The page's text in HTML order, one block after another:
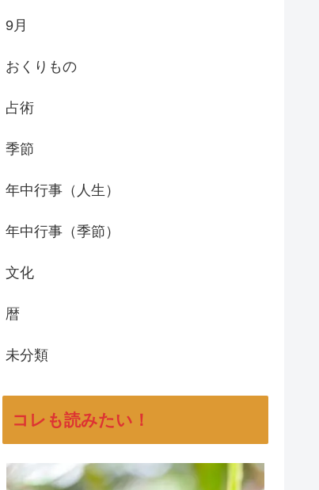
9月
おくりもの
占術
季節
年中行事（人生）
年中行事（季節）
文化
暦
未分類
コレも読みたい！